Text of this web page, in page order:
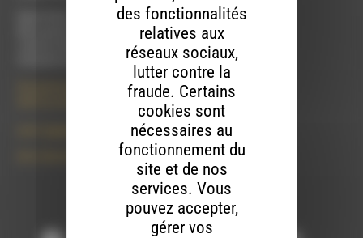
Mercredi de 14h00 à 18h30
Suivez-nous :
des fonctionnalités
relatives aux
réseaux sociaux,
lutter contre la
fraude. Certains
cookies sont
nécessaires au
fonctionnement du
site et de nos
services. Vous
pouvez accepter,
gérer vos